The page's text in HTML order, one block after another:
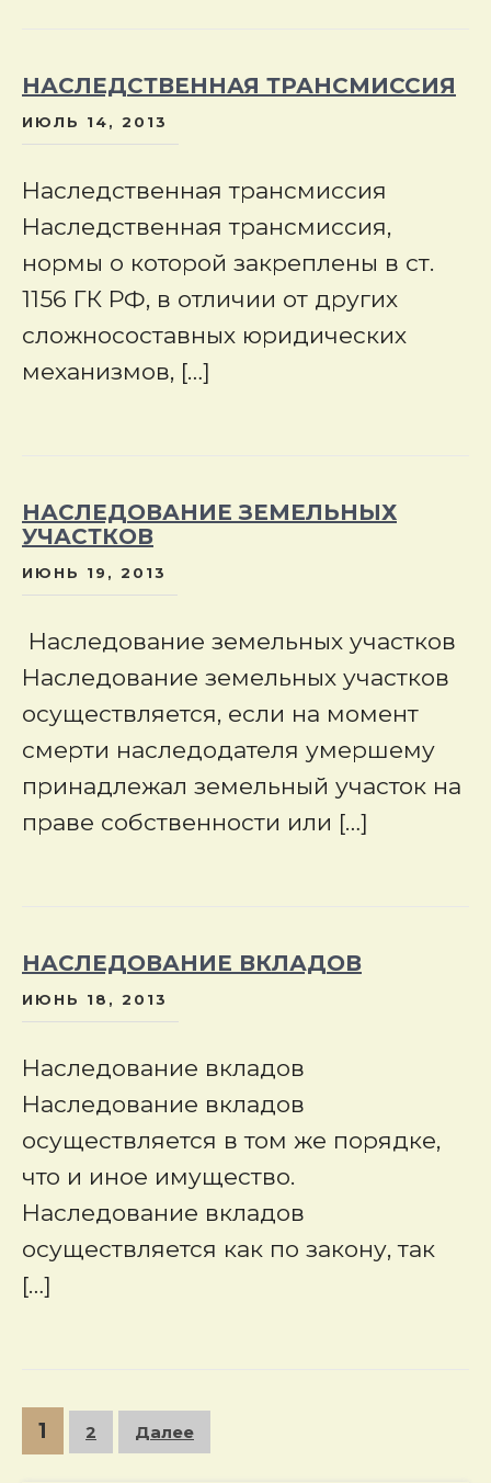
НАСЛЕДСТВЕННАЯ ТРАНСМИССИЯ
ИЮЛЬ 14, 2013
Наследственная трансмиссия
Наследственная трансмиссия,
нормы о которой закреплены в ст.
1156 ГК РФ, в отличии от других
сложносоставных юридических
механизмов, […]
НАСЛЕДОВАНИЕ ЗЕМЕЛЬНЫХ
УЧАСТКОВ
ИЮНЬ 19, 2013
Наследование земельных участков
Наследование земельных участков
осуществляется, если на момент
смерти наследодателя умершему
принадлежал земельный участок на
праве собственности или […]
НАСЛЕДОВАНИЕ ВКЛАДОВ
ИЮНЬ 18, 2013
Наследование вкладов
Наследование вкладов
осуществляется в том же порядке,
что и иное имущество.
Наследование вкладов
осуществляется как по закону, так
[…]
Пагинация
записей
1 2 Далее